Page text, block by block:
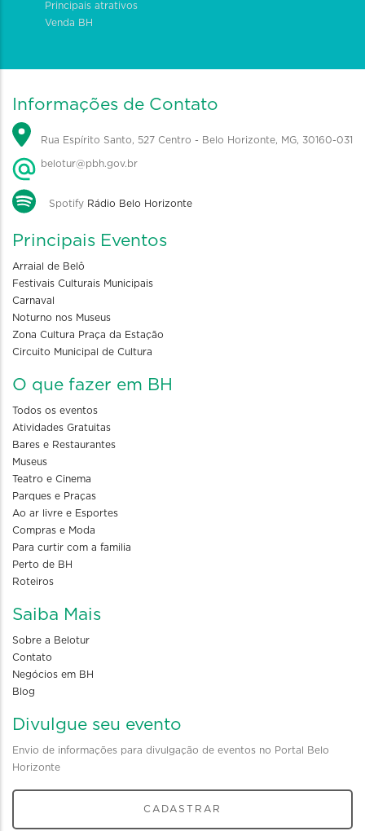
Principais atrativos
Venda BH
Informações de Contato
Rua Espírito Santo, 527 Centro - Belo Horizonte, MG, 30160-031
belotur@pbh.gov.br
Spotify Rádio Belo Horizonte
Principais Eventos
Arraial de Belô
Festivais Culturais Municipais
Carnaval
Noturno nos Museus
Zona Cultura Praça da Estação
Circuito Municipal de Cultura
O que fazer em BH
Todos os eventos
Atividades Gratuitas
Bares e Restaurantes
Museus
Teatro e Cinema
Parques e Praças
Ao ar livre e Esportes
Compras e Moda
Para curtir com a familia
Perto de BH
Roteiros
Saiba Mais
Sobre a Belotur
Contato
Negócios em BH
Blog
Divulgue seu evento
Envio de informações para divulgação de eventos no Portal Belo
Horizonte
CADASTRAR